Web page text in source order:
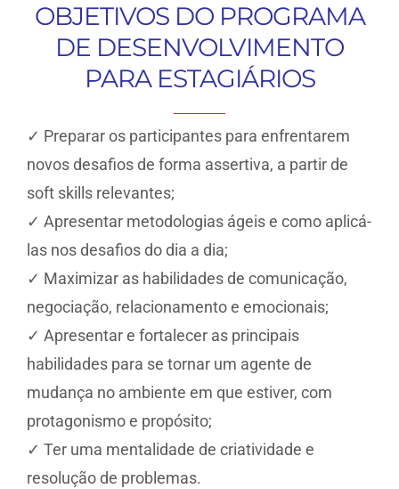
OBJETIVOS DO PROGRAMA
DE DESENVOLVIMENTO
PARA ESTAGIÁRIOS
✓ Preparar os participantes para enfrentarem
novos desafios de forma assertiva, a partir de
soft skills relevantes;
✓ Apresentar metodologias ágeis e como aplicá-
las nos desafios do dia a dia;
✓ Maximizar as habilidades de comunicação,
negociação, relacionamento e emocionais;
✓ Apresentar e fortalecer as principais
habilidades para se tornar um agente de
mudança no ambiente em que estiver, com
protagonismo e propósito;
✓ Ter uma mentalidade de criatividade e
resolução de problemas.